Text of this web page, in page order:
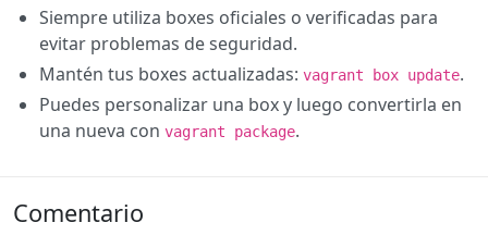
Siempre utiliza boxes oficiales o verificadas para
evitar problemas de seguridad.
Mantén tus boxes actualizadas: vagrant box update.
Puedes personalizar una box y luego convertirla en
una nueva con vagrant package.
Comentario